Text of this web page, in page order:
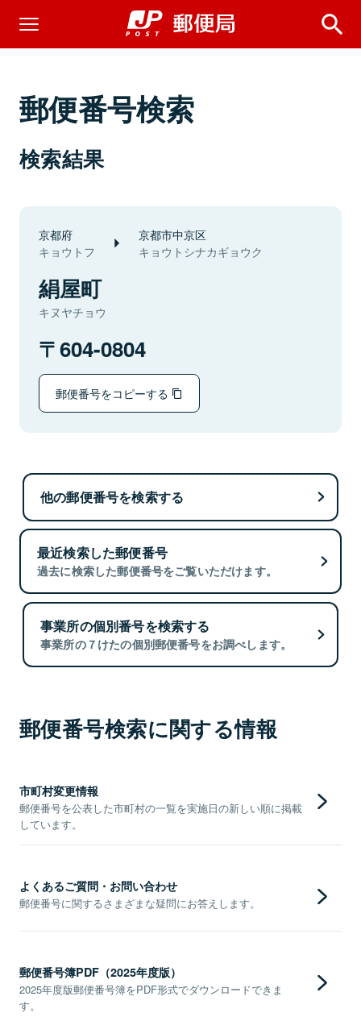
郵便番号検索
検索結果
京都府
キョウトフ
京都市中京区
キョウトシナカギョウク
絹屋町
キヌヤチョウ
604-0804
郵便番号をコピーする
他の郵便番号を検索する
最近検索した郵便番号
過去に検索した郵便番号をご覧いただけます。
事業所の個別番号を検索する
事業所の７けたの個別郵便番号をお調べします。
郵便番号検索に関する情報
市町村変更情報
郵便番号を公表した市町村の一覧を実施日の新しい順に掲載
しています。
よくあるご質問・お問い合わせ
郵便番号に関するさまざまな疑問にお答えします。
郵便番号簿PDF（2025年度版）
2025年度版郵便番号簿をPDF形式でダウンロードできま
す。